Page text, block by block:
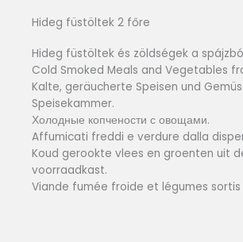
Hideg füstöltek 2 főre
Hideg füstöltek és zöldségek a
Cold Smoked Meals and Vegetables
Kalte, geräucherte Speisen und
Speisekammer.
Холодные копчености с овощами.
Affumicati freddi e verdure dalla
Koud gerookte vlees en groenten uit
voorraadkast.
Viande fumée froide et légumes sortis